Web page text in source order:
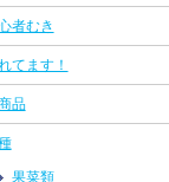
者むき
てます！
品
果菜類